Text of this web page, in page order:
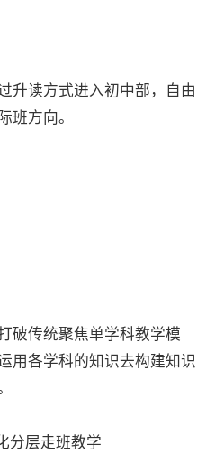
读方式进入初中部，自由
班方向。
传统聚焦单学科教学模
用各学科的知识去构建知识
层走班教学